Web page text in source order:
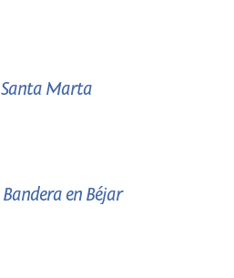
Santa Marta
en Béjar